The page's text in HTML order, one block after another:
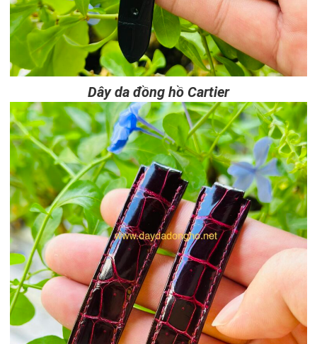
Dây da đồng hồ Cartier